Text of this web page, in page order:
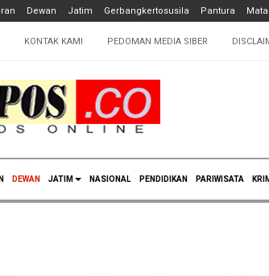
Dewan Jatim Gerbangkertosusila Pantura
KONTAK KAMI PEDOMAN MEDIA SIBER
DEWAN JATIM NASIONAL PENDIDIKAN PARIWISATA